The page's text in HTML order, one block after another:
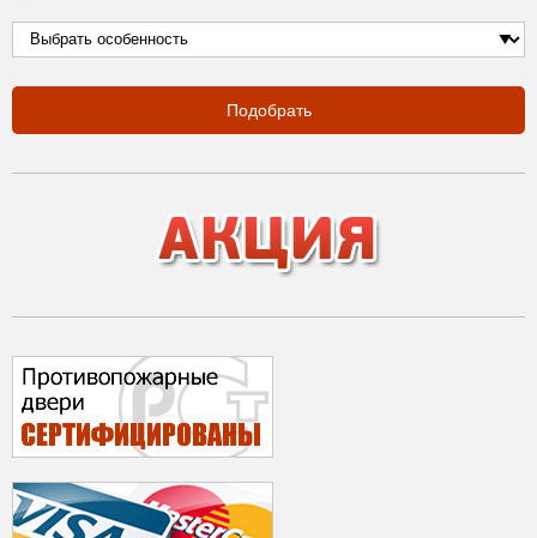
Подобрать